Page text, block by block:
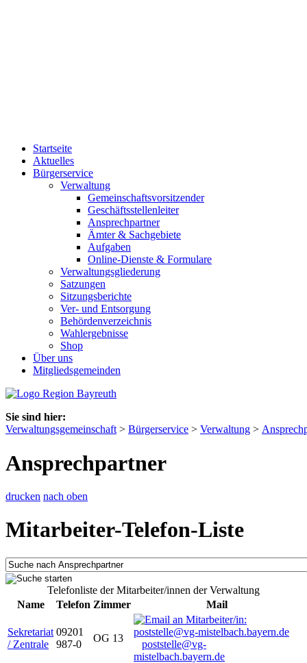
Startseite
Aktuelles
Bürgerservice
Verwaltung
Gemeinschaftsvorsitzender
Geschäftsstellenleiter
Ansprechpartner
Ämter & Sachgebiete
Aufgaben
Online-Dienste & Formulare
Verwaltungsgliederung
Satzungen
Sitzungsberichte
Ver- und Entsorgung
Behördenverzeichnis
Wahlergebnisse
Shop
Über uns
Mitgliedsgemeinden
Sie sind hier:
Verwaltungsgemeinschaft > Bürgerservice > Verwaltung >
Ansprechpartner
drucken nach oben
Mitarbeiter-Telefon-Liste
Telefonliste der Mitarbeiter/innen der Verwaltung
Name
Telefon Zimmer Mail
Sekretariat
/ Zentrale
09201
987-0
OG 13
poststelle@vg-
mistelbach.bayern.de